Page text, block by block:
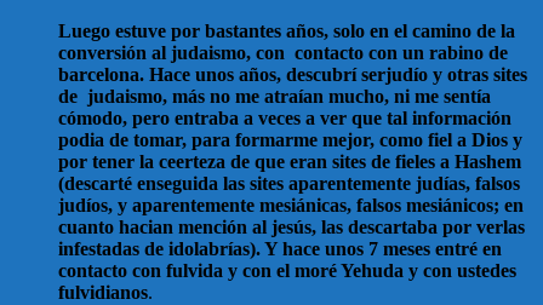
Luego estuve por bastantes años, solo en el camino de la
conversión al judaismo, con contacto con un rabino de
barcelona. Hace unos años, descubrí serjudío y otras sites
de judaismo, más no me atraían mucho, ni me sentía
cómodo, pero entraba a veces a ver que tal información
podia de tomar, para formarme mejor, como fiel a Dios y
por tener la ceerteza de que eran sites de fieles a Hashem
(descarté enseguida las sites aparentemente judías, falsos
judíos, y aparentemente mesiánicas, falsos mesiánicos; en
cuanto hacian mención al jesús, las descartaba por verlas
infestadas de idolabrías). Y hace unos 7 meses entré en
contacto con fulvida y con el moré Yehuda y con ustedes
fulvidianos.